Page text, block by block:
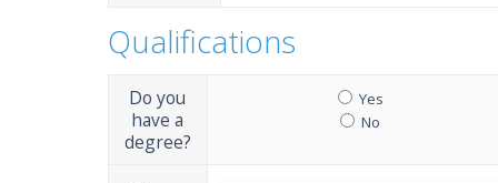
Qualifications
Do you
have a
degree?
Yes
No